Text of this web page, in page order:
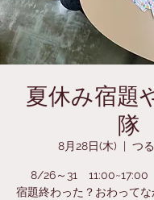
夏休み宿題
隊
8月28日(木)
  |
つ
8/26～31
宿題終わった？おわって